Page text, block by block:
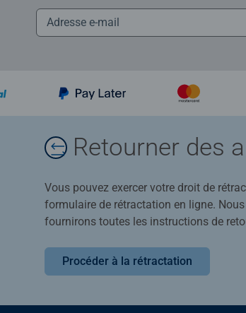
Retourner des
Vous pouvez exercer votre droit de
formulaire de rétractation en ligne.
fournirons toutes les instructions de
Procéder à la rétractation